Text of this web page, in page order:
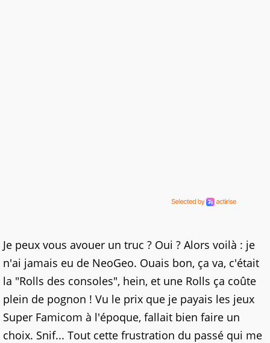
Je peux vous avouer un truc ? Oui ? Alors voilà : je
n'ai jamais eu de NeoGeo. Ouais bon, ça va, c'était
la "Rolls des consoles", hein, et une Rolls ça coûte
plein de pognon ! Vu le prix que je payais les jeux
Super Famicom à l'époque, fallait bien faire un
choix. Snif... Tout cette frustration du passé qui me